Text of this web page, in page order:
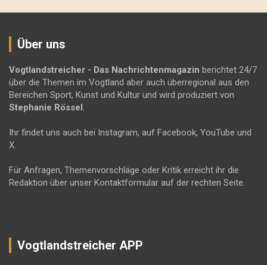
Über uns
Vogtlandstreicher - Das Nachrichtenmagazin berichtet 24/7
über die Themen im Vogtland aber auch überregional aus den
Bereichen Sport, Kunst und Kultur und wird produziert von
Stephanie Rössel.
Ihr findet uns auch bei Instagram, auf Facebook, YouTube und
X.
Für Anfragen, Themenvorschläge oder Kritik erreicht ihr die
Redaktion über unser Kontaktformular auf der rechten Seite.
Vogtlandstreicher APP